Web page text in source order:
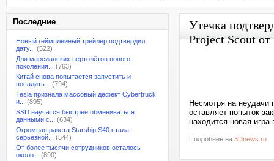
Последние
Новый геймплейный трейлер подтвердил
дату...
(522)
Для марсианских вертолётов нового
поколения...
(763)
Китай снова попытается запустить и
посадить...
(794)
Tesla признала массовый дефект Cybertruck
и...
(895)
SSD научатся быстрее обмениваться
данными с...
(634)
Огромная ракета Starship S40 стала
серьезной...
(544)
От более тысячи сотрудников осталось
около...
(890)
Утечка
Project Scout
Несмотря на неудачи
оставляет попыток
находится новая
Подробнее на 3Dnews.ru